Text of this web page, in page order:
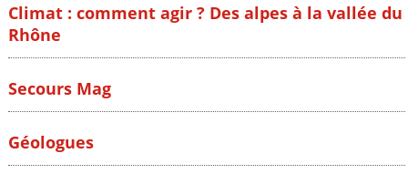
Climat : comment agir ? Des alpes à la vallée du
Rhône
Secours Mag
Géologues